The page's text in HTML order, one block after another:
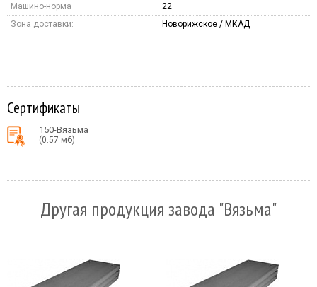
Машино-норма
22
Зона доставки:
Новорижское / МКАД
Сертификаты
150-Вязьма
(0.57 мб)
Другая продукция завода "Вязьма"